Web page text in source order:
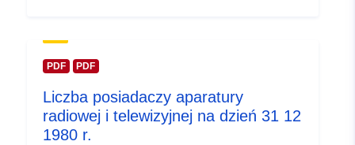
PDF PDF
Liczba posiadaczy aparatury
radiowej i telewizyjnej na dzień 31 12
1980 r.